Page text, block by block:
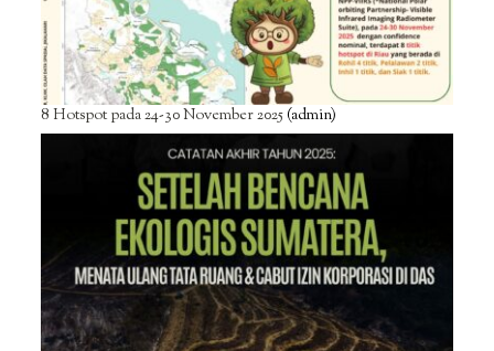
8 Hotspot pada 24-30 November 2025(admin)